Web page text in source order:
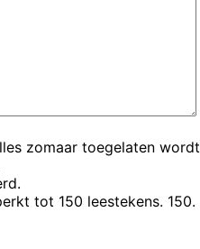
zomaar toegelaten
tot 150 leestekens. 150.